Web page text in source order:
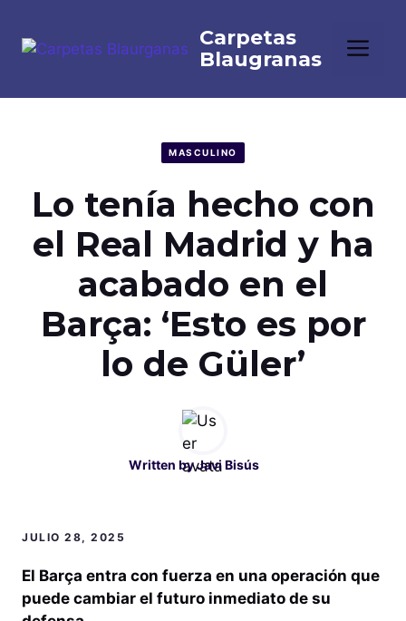
contenido
MASCULINO
Lo tenía hecho con
el Real Madrid y ha
acabado en el
Barça: ‘Esto es por
lo de Güler’
Written byJavi Bisús
JULIO 28, 2025
El Barça entra con fuerza en una operación que
puede cambiar el futuro inmediato de su